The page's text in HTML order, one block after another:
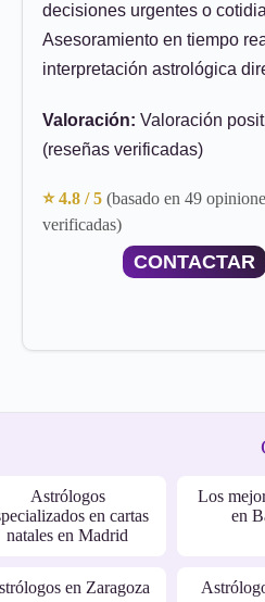
decisiones urgentes o
Asesoramiento en tiempo
interpretación astrológica
Valoración: Valoración
(reseñas verificadas)
⭐ 4.8 / 5 (basado en 49
verificadas)
CONTACTAR
Astrólogos
en cartas
natales en Madrid
Los
en
en Zaragoza